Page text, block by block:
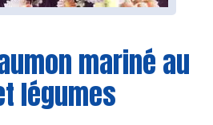
mariné au
légumes